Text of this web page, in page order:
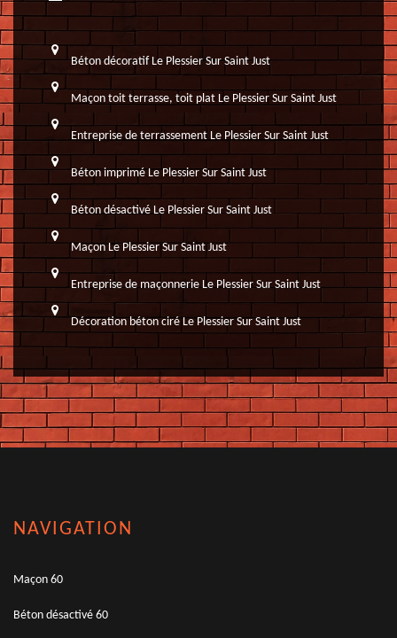
Béton décoratif Le Plessier Sur Saint Just
Maçon toit terrasse, toit plat Le Plessier Sur Saint Just
Entreprise de terrassement Le Plessier Sur Saint Just
Béton imprimé Le Plessier Sur Saint Just
Béton désactivé Le Plessier Sur Saint Just
Maçon Le Plessier Sur Saint Just
Entreprise de maçonnerie Le Plessier Sur Saint Just
Décoration béton ciré Le Plessier Sur Saint Just
NAVIGATION
Maçon 60
Béton désactivé 60